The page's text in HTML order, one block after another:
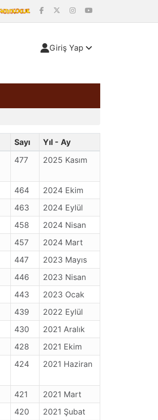
Giriş Yap
Sayı
Yıl - Ay
477 2025 Kasım
464
2024 Ekim
463
2024 Eylül
458
2024 Nisan
457
2024 Mart
447
2023 Mayıs
446
2023 Nisan
443
2023 Ocak
439
2022 Eylül
430
2021 Aralık
428
2021 Ekim
424 2021 Haziran
421
2021 Mart
420
2021 Şubat